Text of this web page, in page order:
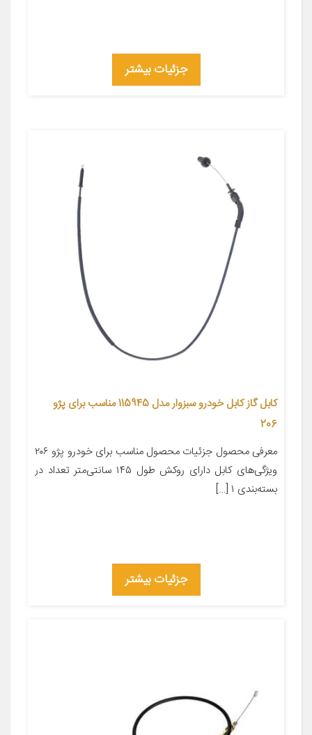
جزئیات بیشتر
کابل گاز کابل خودرو سبزوار مدل 115945 مناسب برای پژو
206
معرفی محصول جزئیات محصول مناسب برای خودرو پژو ۲۰۶
ویژگی‌های کابل دارای روکش طول ۱۴۵ سانتی‌متر تعداد در
بسته‌بندی ۱ […]
جزئیات بیشتر